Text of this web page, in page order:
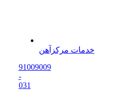
خدمات مرکزآهن
91009009
-
031